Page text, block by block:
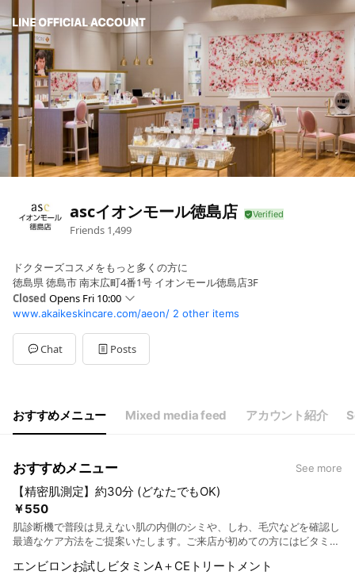
ascイオンモール徳島店
Friends 1,499
ドクターズコスメをもっと多くの方に
徳島県 徳島市 南末広町4番1号 イオンモール徳島店3F
Closed Opens Fri 10:00
Sun10:00 - 21:00
Mon10:00 - 21:00
Tue10:00 - 21:00
Wed10:00 - 21:00
Sat
10:00 - 21:00
www.akaikeskincare.com/aeon/ 2 other items
Chat Posts
おすすめメニュー Mixed media feed アカウント紹介
おすすめメニュー See more
￥550
【精密肌測定】約30分 (どなたでもOK)
肌診断機で普段は見えない肌の内側のシミや、しわ、毛穴などを確認し
最適なケア方法をご提案いたします。ご来店が初めての方にはビタミン
エンビロンお試しビタミンA＋CEトリートメント